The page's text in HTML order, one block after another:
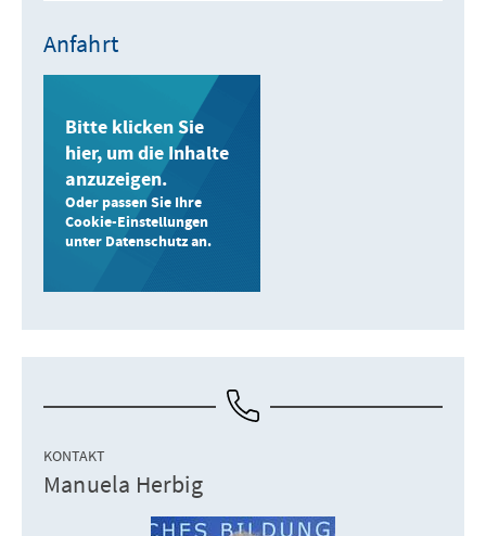
Anfahrt
Bitte klicken Sie
hier, um die Inhalte
anzuzeigen.
Oder passen Sie Ihre
Cookie-Einstellungen
unter Datenschutz an.
KONTAKT
Manuela Herbig